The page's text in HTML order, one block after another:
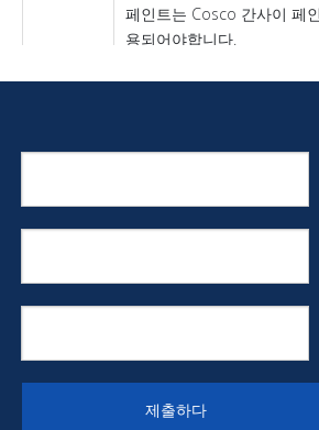
페인트는 Cosco 간사이 페
용되어야합니다.
새로운 건설을위한 전형적인 코
수정 된 코팅 시스템 및 대안은
이나 시스템의 성능에 따라 가능
안전
예방
이 제목 아래에 제품에 대한 의
제출하다